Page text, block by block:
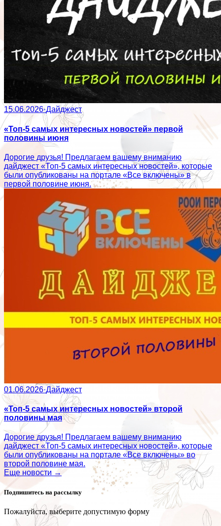
15.06.2026·Дайджест
«Топ-5 самых интересных новостей» первой
половины июня
Дорогие друзья! Предлагаем вашему вниманию
дайджест «Топ-5 самых интересных новостей», которые
были опубликованы на портале «Все включены» в
первой половине июня.
01.06.2026·Дайджест
«Топ-5 самых интересных новостей» второй
половины мая
Дорогие друзья! Предлагаем вашему вниманию
дайджест «Топ-5 самых интересных новостей», которые
были опубликованы на портале «Все включены» во
второй половине мая.
Еще новости →
Подпишитесь на рассылку
Пожалуйста, выберите допустимую форму